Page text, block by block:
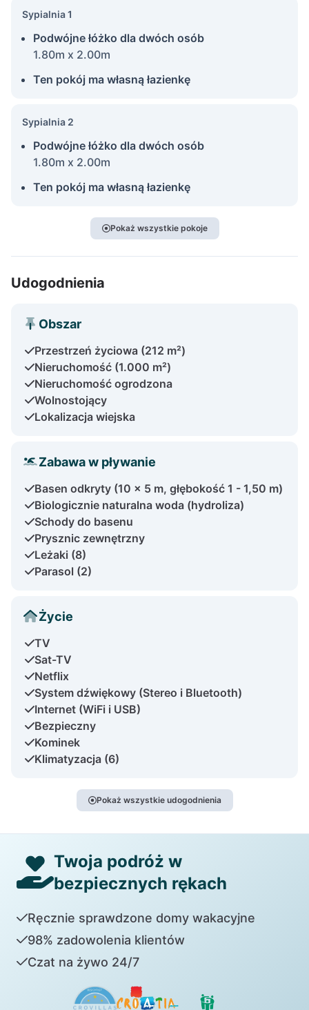
Sypialnia 1
Podwójne łóżko dla dwóch osób
1.80m x 2.00m
Ten pokój ma własną łazienkę
Sypialnia 2
Podwójne łóżko dla dwóch osób
1.80m x 2.00m
Ten pokój ma własną łazienkę
Pokaż wszystkie pokoje
Udogodnienia
Obszar
Przestrzeń życiowa (212 m²)
Nieruchomość (1.000 m²)
Nieruchomość ogrodzona
Wolnostojący
Lokalizacja wiejska
Zabawa w pływanie
Basen odkryty (10 x 5 m, głębokość 1 - 1,50 m)
Biologicznie naturalna woda (hydroliza)
Schody do basenu
Prysznic zewnętrzny
Leżaki (8)
Parasol (2)
Życie
TV
Sat-TV
Netflix
System dźwiękowy (Stereo i Bluetooth)
Internet (WiFi i USB)
Bezpieczny
Kominek
Klimatyzacja (6)
Pokaż wszystkie udogodnienia
Twoja podróż w
bezpiecznych rękach
Ręcznie sprawdzone domy wakacyjne
98% zadowolenia klientów
Czat na żywo 24/7